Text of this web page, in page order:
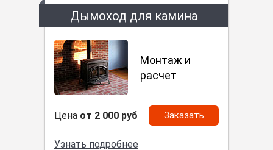
Дымоход для камина
Монтаж и
расчет
Цена от 2 000 руб Заказать
Узнать подробнее